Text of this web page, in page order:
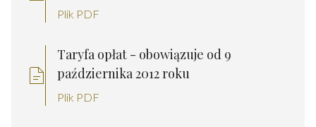
Plik PDF
Taryfa opłat - obowiązuje od 9
października 2012 roku
Plik PDF